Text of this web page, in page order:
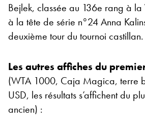
Bejlek, classée au 136e rang à la
à la tête de série n°24 Anna
deuxième tour du tournoi castillan.
Les autres affiches du
(WTA 1000, Caja Magica, terre
USD, les résultats s’affichent du
ancien) :